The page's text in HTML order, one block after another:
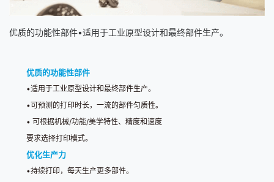
优质的功能性部件•适用于工业原型设计和最终部件生产。
优质的功能性部件
•适用于工业原型设计和最终部件生产。
•可预测的打印时长，一流的部件匀质性。
• 可根据机械/功能/美学特性、精度和速度
要求选择打印模式。
优化生产力
•持续打印，每天生产更多部件。